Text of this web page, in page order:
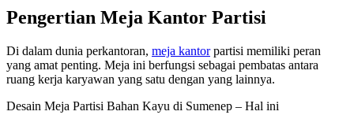
Pengertian Meja Kantor Partisi
Di dalam dunia perkantoran, meja kantorpartisi memiliki peran
yang amat penting. Meja ini berfungsi sebagai pembatas antara
ruang kerja karyawan yang satu dengan yang lainnya.
Desain Meja Partisi Bahan Kayu di Sumenep – Hal ini